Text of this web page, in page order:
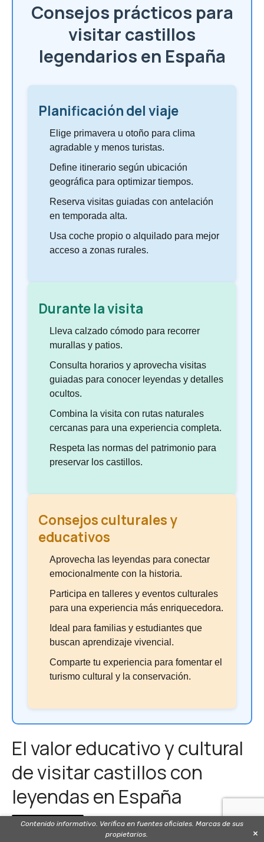
Consejos prácticos para
visitar castillos
legendarios en España
Planificación del viaje
Elige primavera u otoño para clima
agradable y menos turistas.
Define itinerario según ubicación
geográfica para optimizar tiempos.
Reserva visitas guiadas con antelación
en temporada alta.
Usa coche propio o alquilado para mejor
acceso a zonas rurales.
Durante la visita
Lleva calzado cómodo para recorrer
murallas y patios.
Consulta horarios y aprovecha visitas
guiadas para conocer leyendas y detalles
ocultos.
Combina la visita con rutas naturales
cercanas para una experiencia completa.
Respeta las normas del patrimonio para
preservar los castillos.
Consejos culturales y
educativos
Aprovecha las leyendas para conectar
emocionalmente con la historia.
Participa en talleres y eventos culturales
para una experiencia más enriquecedora.
Ideal para familias y estudiantes que
buscan aprendizaje vivencial.
Comparte tu experiencia para fomentar el
turismo cultural y la conservación.
El valor educativo y cultural
de visitar castillos con
leyendas en España
Contenido informativo. Verifica en fuentes oficiales. Marcas de sus
propietarios.
×